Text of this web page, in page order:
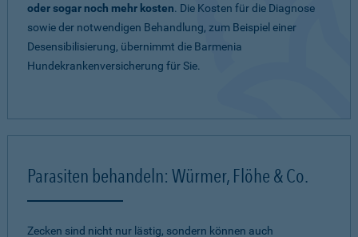
oder sogar noch mehr kosten. Die Kosten für die Diagnose
sowie der notwendigen Behandlung, zum Beispiel einer
Desensibilisierung, übernimmt die Barmenia
Hundekrankenversicherung für Sie.
Parasiten behandeln: Würmer, Flöhe & Co.
Zecken sind nicht nur lästig, sondern können auch